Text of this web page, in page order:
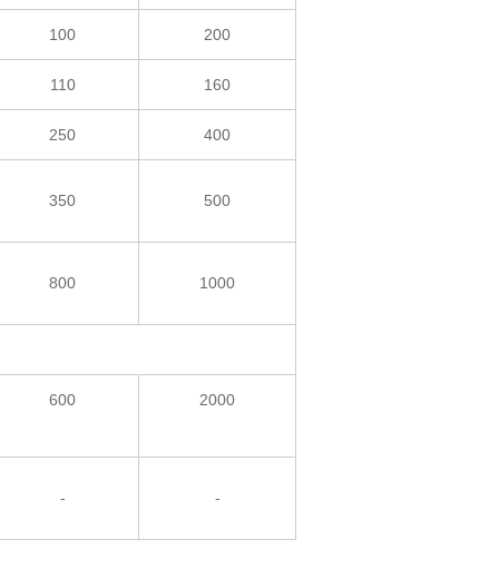
100 200
110 160
250 400
350 500
800 1000
600 2000
- -